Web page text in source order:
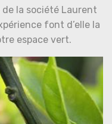
de la société Laurent
font d’elle la
espace vert.